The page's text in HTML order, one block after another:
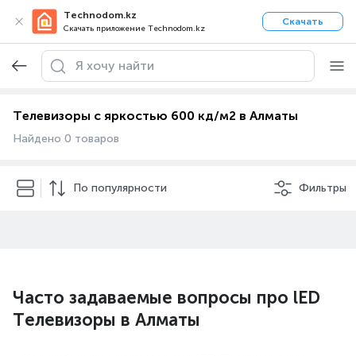
Technodom.kz
Скачать приложение Technodom.kz
Скачать
Телевизоры с яркостью 600 кд/м2 в Алматы
Найдено 0 товаров
По популярности Фильтры
Часто задаваемые вопросы про lED
Телевизоры в Алматы